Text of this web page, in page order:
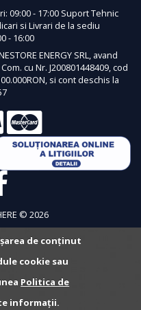
09:00 - 17:00 Suport Tehnic
si Livrari de la sediu
- 16:00
ENERGY SRL, avand
cu Nr. J200801448409, cod
si cont deschis la
© 2026
de conținut
cookie sau
Politica de
informații.